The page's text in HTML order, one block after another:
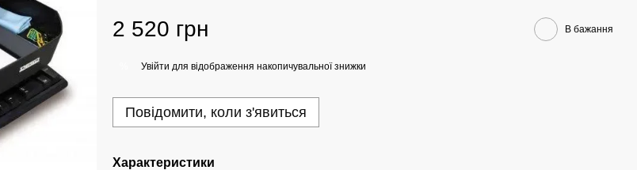
2 520 грн В бажання
Увійти для відображення накопичувальної знижки
Повідомити, коли з'явиться
Характеристики